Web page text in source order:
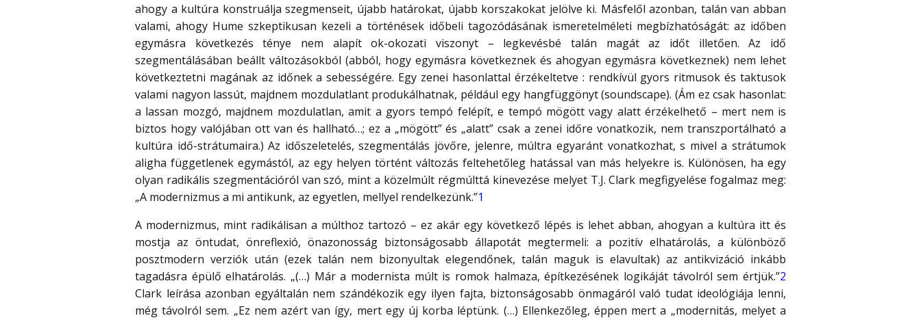
ahogy a kultúra konstruálja szegmenseit, újabb határokat, újabb korszakokat jelölve ki. Másfelől azonban, talán van abban
valami, ahogy Hume szkeptikusan kezeli a történések időbeli tagozódásának ismeretelméleti megbízhatóságát: az időben
egymásra következés ténye nem alapít ok-okozati viszonyt – legkevésbé talán magát az időt illetően. Az idő
szegmentálásában beállt változásokból (abból, hogy egymásra következnek és ahogyan egymásra következnek) nem lehet
következtetni magának az időnek a sebességére. Egy zenei hasonlattal érzékeltetve : rendkívül gyors ritmusok és taktusok
valami nagyon lassút, majdnem mozdulatlant produkálhatnak, például egy hangfüggönyt (soundscape). (Ám ez csak hasonlat:
a lassan mozgó, majdnem mozdulatlan, amit a gyors tempó felépít, e tempó mögött vagy alatt érzékelhető – mert nem is
biztos hogy valójában ott van és hallható…; ez a „mögött” és „alatt” csak a zenei időre vonatkozik, nem transzportálható a
kultúra idő-strátumaira.) Az időszeletelés, szegmentálás jövőre, jelenre, múltra egyaránt vonatkozhat, s mivel a strátumok
aligha függetlenek egymástól, az egy helyen történt változás feltehetőleg hatással van más helyekre is. Különösen, ha egy
olyan radikális szegmentációról van szó, mint a közelmúlt régmúlttá kinevezése melyet T.J. Clark megfigyelése fogalmaz meg:
„A modernizmus a mi antikunk, az egyetlen, mellyel rendelkezünk.”1
A modernizmus, mint radikálisan a múlthoz tartozó – ez akár egy következő lépés is lehet abban, ahogyan a kultúra itt és
mostja az öntudat, önreflexió, önazonosság biztonságosabb állapotát megtermeli: a pozitív elhatárolás, a különböző
posztmodern verziók után (ezek talán nem bizonyultak elegendőnek, talán maguk is elavultak) az antikvizáció inkább
tagadásra épülő elhatárolás. „(…) Már a modernista múlt is romok halmaza, építkezésének logikáját távolról sem értjük.”2
Clark leírása azonban egyáltalán nem szándékozik egy ilyen fajta, biztonságosabb önmagáról való tudat ideológiája lenni,
még távolról sem. „Ez nem azért van így, mert egy új korba léptünk. (…) Ellenkezőleg, éppen mert a „modernitás, melyet a